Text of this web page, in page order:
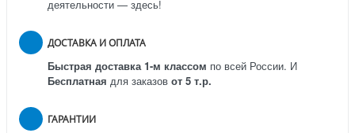
деятельности — здесь!
ДОСТАВКА И ОПЛАТА
Быстрая доставка 1-м классом по всей России. И
Бесплатная для заказов от 5 т.р.
ГАРАНТИИ